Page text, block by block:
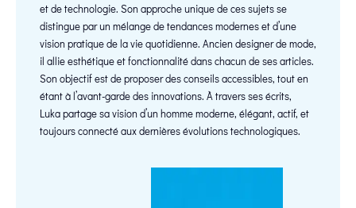
et de technologie. Son approche unique de ces sujets se
distingue par un mélange de tendances modernes et d’une
vision pratique de la vie quotidienne. Ancien designer de mode,
il allie esthétique et fonctionnalité dans chacun de ses articles.
Son objectif est de proposer des conseils accessibles, tout en
étant à l’avant-garde des innovations. À travers ses écrits,
Luka partage sa vision d’un homme moderne, élégant, actif, et
toujours connecté aux dernières évolutions technologiques.